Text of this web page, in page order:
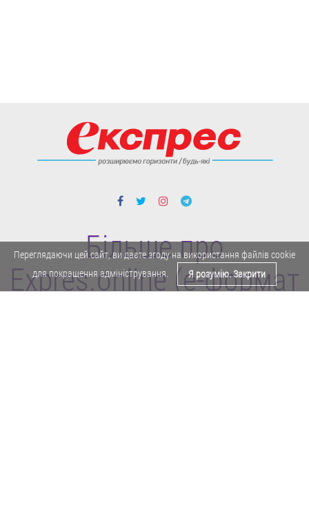
Більше про
Expres.online (e-формат
Переглядаючи цей сайт, ви даєте згоду на використання файлів cookie
для покращення адміністрування.
Я розумію. Закрити